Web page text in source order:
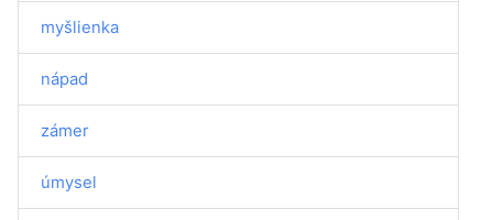
myšlienka
nápad
zámer
úmysel